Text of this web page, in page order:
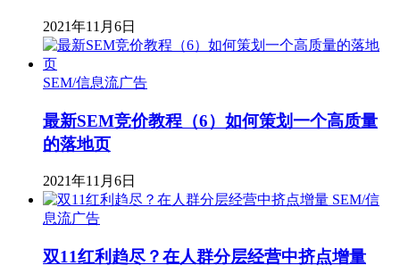
2021年11月6日
SEM/信息流广告
最新SEM竞价教程（6）如何策划一个高质量
的落地页
2021年11月6日
SEM/信
息流广告
双11红利趋尽？在人群分层经营中挤点增量